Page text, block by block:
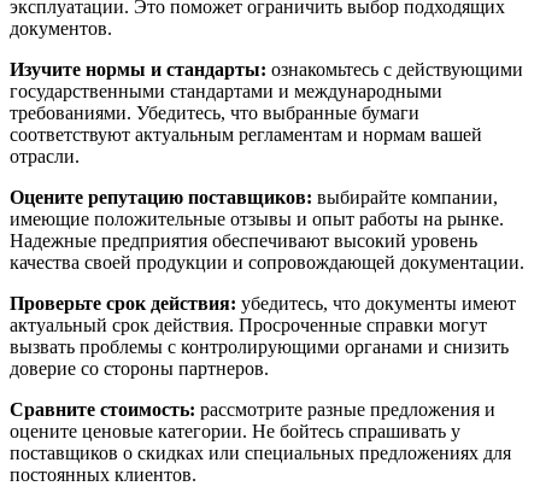
эксплуатации. Это поможет ограничить выбор подходящих
документов.
Изучите нормы и стандарты: ознакомьтесь с действующими
государственными стандартами и международными
требованиями. Убедитесь, что выбранные бумаги
соответствуют актуальным регламентам и нормам вашей
отрасли.
Оцените репутацию поставщиков: выбирайте компании,
имеющие положительные отзывы и опыт работы на рынке.
Надежные предприятия обеспечивают высокий уровень
качества своей продукции и сопровождающей документации.
Проверьте срок действия: убедитесь, что документы имеют
актуальный срок действия. Просроченные справки могут
вызвать проблемы с контролирующими органами и снизить
доверие со стороны партнеров.
Сравните стоимость: рассмотрите разные предложения и
оцените ценовые категории. Не бойтесь спрашивать у
поставщиков о скидках или специальных предложениях для
постоянных клиентов.